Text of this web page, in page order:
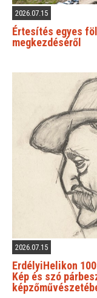
2026.07.15
Értesítés egyes
megkezdéséről
2026.07.15
ErdélyiHelikon
Kép és szó